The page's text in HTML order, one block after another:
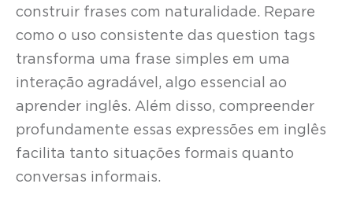
construir frases com naturalidade. Repare
como o uso consistente das question tags
transforma uma frase simples em uma
interação agradável, algo essencial ao
aprender inglês. Além disso, compreender
profundamente essas expressões em inglês
facilita tanto situações formais quanto
conversas informais.